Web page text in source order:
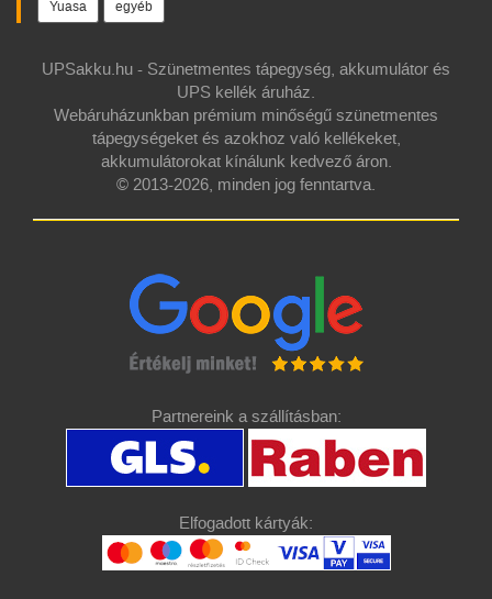
Yuasa egyéb
UPSakku.hu - Szünetmentes tápegység, akkumulátor és
UPS kellék áruház.
Webáruházunkban prémium minőségű szünetmentes
tápegységeket és azokhoz való kellékeket,
akkumulátorokat kínálunk kedvező áron.
© 2013-2026, minden jog fenntartva.
Partnereink a szállításban:
Elfogadott kártyák: